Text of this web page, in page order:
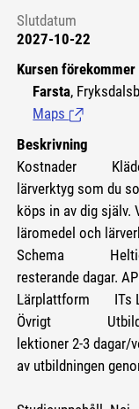
Slutdatum
2027-10-22
Kursen
Farsta,
Maps (Länk till
Beskrivning
Kostnader Kläder,
lärverktyg som du
köps in av dig själv.
läromedel och
Schema Heltid,
resterande dagar.
Lärplattform ITs
Övrigt
lektioner 2-3 dagar/
av utbildningen